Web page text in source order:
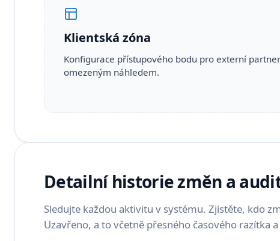
Klientská zóna
Konfigurace přístupového bodu pro externí
omezeným náhledem.
Detailní historie změn a
Sledujte každou aktivitu v systému. Zjistěte, kdo
Uzavřeno, a to včetně přesného časového razítka